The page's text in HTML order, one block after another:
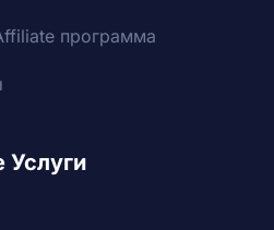
программа
Услуги